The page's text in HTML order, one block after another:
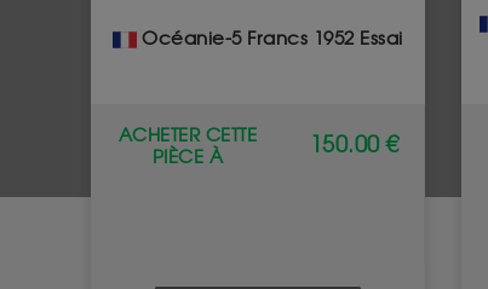
Océanie-5 Francs 1952 Essai
ACHETER CETTE
PIÈCE À
150.00 €